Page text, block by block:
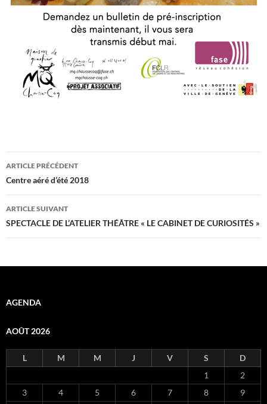
Navigation
des
articles
ARTICLE PRÉCÉDENT
Centre aéré d’été 2018
ARTICLE SUIVANT
SPECTACLE DE L’ATELIER THÉÂTRE « LE CABINET DE CURIOSITÉS »
AGENDA
AOÛT 2026
L M M J V S
D
1
2
3
4 5 6 7 8
9